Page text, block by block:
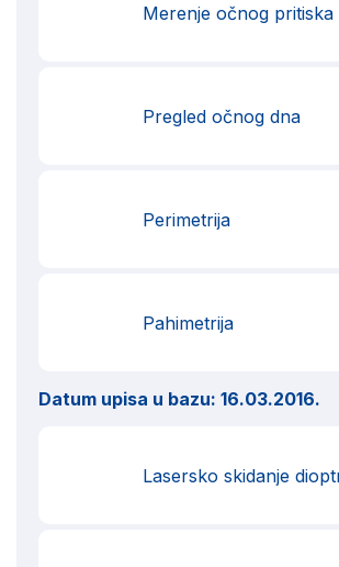
Merenje očnog pritiska
Pregled očnog dna
Perimetrija
Pahimetrija
Datum upisa u bazu: 16.03.2016.
Lasersko skidanje